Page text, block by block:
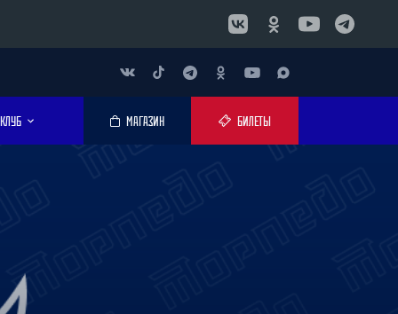
КЛУБ МАГАЗИН БИЛЕТЫ